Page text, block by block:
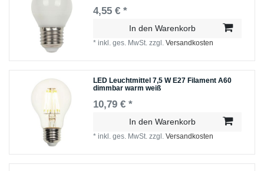
4,55 € *
In den Warenkorb
*inkl. ges. MwSt. zzgl.Versandkosten
LED Leuchtmittel 7,5 W E27 Filament A60
dimmbar warm weiß
10,79 € *
In den Warenkorb
*inkl. ges. MwSt. zzgl.Versandkosten